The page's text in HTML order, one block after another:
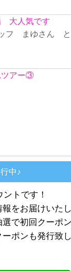
大人気です
フ まゆさん と
ツアー③
中♪
トです！
をお届けいた
で初回クーポ
ーポンも発行致